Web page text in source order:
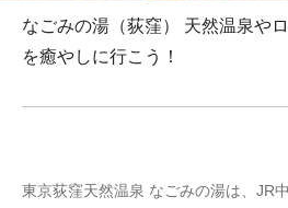
なごみの湯（荻窪） 天然温泉や
を癒やしに行こう！
東京荻窪天然温泉 なごみの湯は、JR